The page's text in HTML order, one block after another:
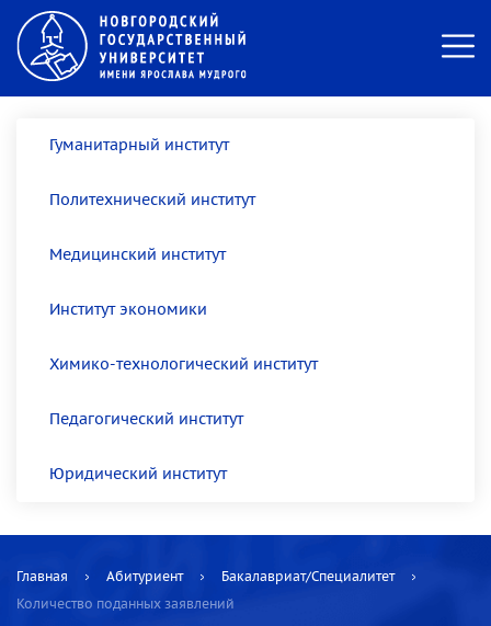
Гуманитарный институт
Политехнический институт
Медицинский институт
Институт экономики
Химико-технологический институт
Педагогический институт
Юридический институт
Главная Абитуриент
Бакалавриат/Специалитет
Количество поданных заявлений